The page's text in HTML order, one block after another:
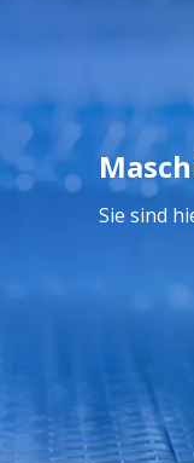
Sie sind